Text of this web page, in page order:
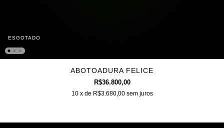
ESGOTADO
ABOTOADURA FELICE
R$36.800,00
10 x de R$3.680,00 sem juros